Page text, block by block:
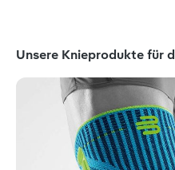
Produktgalerie
Unsere Knieprodukte für